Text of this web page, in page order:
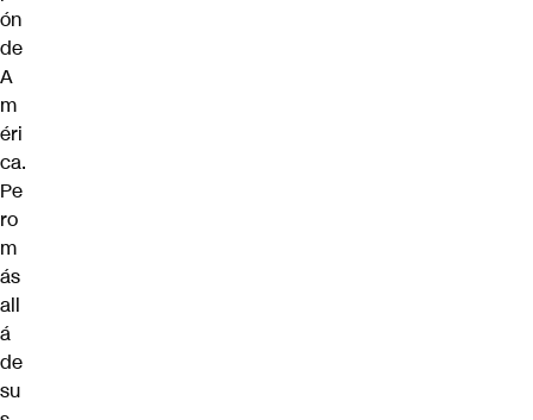
ón
de
A
m
éri
ca.
Pe
ro
m
ás
all
á
de
su